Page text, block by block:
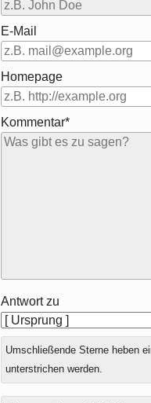
E-Mail
Homepage
Kommentar*
Antwort zu
Umschließende Sterne heben
unterstrichen werden.